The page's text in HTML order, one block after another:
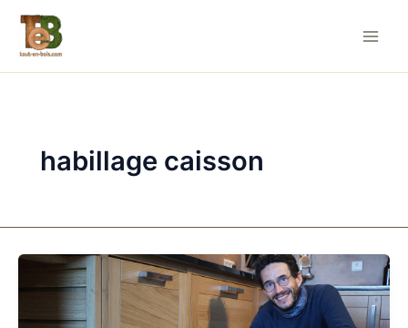
contenu
habillage caisson